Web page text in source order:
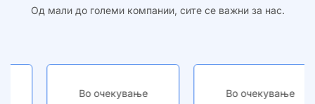
Од мали до големи компании, сите се важни за нас.
Во очекување
Во очекување